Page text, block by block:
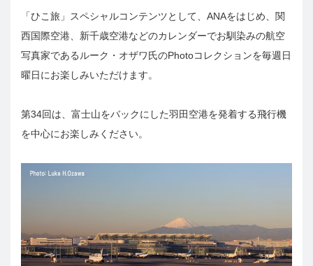
「ひこ旅」スペシャルコンテンツとして、ANAをはじめ、関
西国際空港、新千歳空港などのカレンダーでお馴染みの航空
写真家であるルーク・オザワ氏のPhotoコレクションを毎週日
曜日にお楽しみいただけます。
第34回は、富士山をバックにした羽田空港を発着する飛行機
を中心にお楽しみください。